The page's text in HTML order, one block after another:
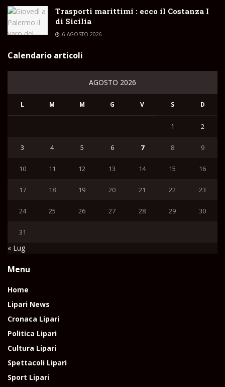
Trasporti marittimi : ecco il Costanza I
di Sicilia
6 AGOSTO 2026
Calendario articoli
AGOSTO 2026
L M M G V S D
1 2
3 4 5 6 7 8 9
10 11 12 13 14 15 16
17 18 19 20 21 22 23
24 25 26 27 28 29 30
31
« Lug
Menu
Home
Lipari News
Cronaca Lipari
Politica Lipari
Cultura Lipari
Spettacoli Lipari
Sport Lipari